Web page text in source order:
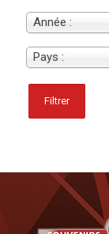
Année :
Pays :
Filtrer